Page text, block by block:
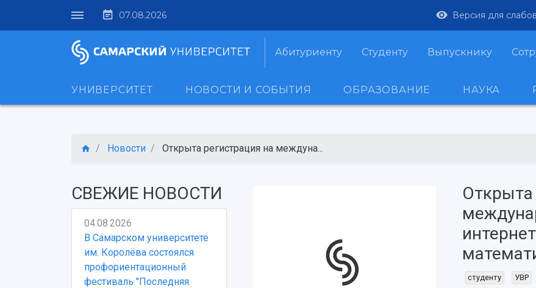
07.08.2026 Версия для
Абитуриенту Студенту Выпускнику
УНИВЕРСИТЕТ НОВОСТИ И СОБЫТИЯ ОБРАЗОВАНИЕ НАУКА
Новости Открыта регистрация на междуна...
СВЕЖИЕ НОВОСТИ
04.08.2026
В Самарском университете
им. Королёва состоялся
профориентационный
фестиваль "Последняя
Открыта
студенту УВР